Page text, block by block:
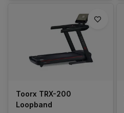
Toorx TRX-200
Loopband